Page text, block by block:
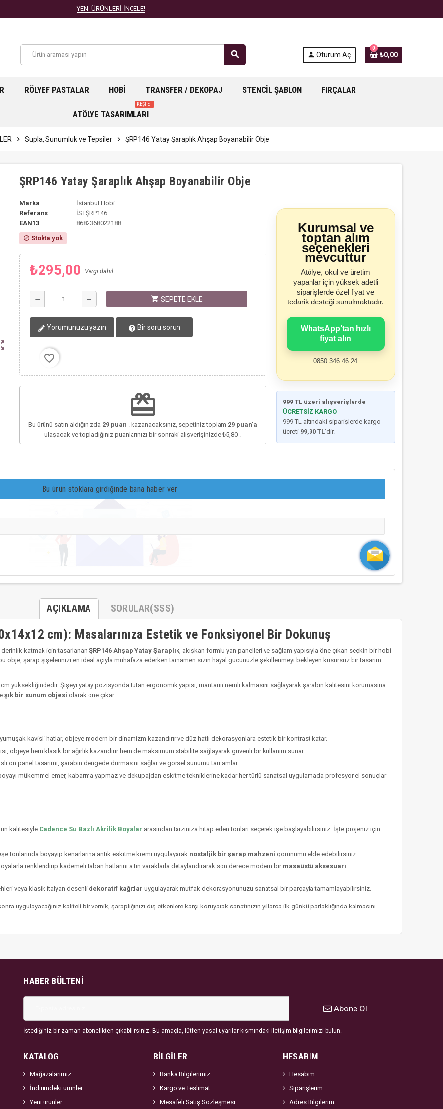
YENİ ÜRÜNLERİ İNCELE!
search person Oturum Aç
0
₺0,00
RÖLYEF PASTALAR HOBI TRANSFER / DEKOPAJ STENCIL ŞABLON FIRÇALAR
ATÖLYE TASARIMLARI
KEŞFET
chevron_right Supla, Sunumluk ve Tepsiler chevron_right ŞRP146 Yatay Şaraplık Ahşap Boyanabilir Obje
ŞRP146 Yatay Şaraplık Ahşap Boyanabilir Obje
Marka
İstanbul Hobi
Referans
İSTŞRP146
EAN13
8682368022188
block Stokta yok
₺295,00 Vergi dahil
remove add shopping_cart SEPETE EKLE
Yorumunuzu yazın Bir soru sorun
favorite_border
redeem
Bu ürünü satın aldığınızda 29 puan . kazanacaksınız, sepetiniz toplam 29 puan'a
ulaşacak ve topladığınız puanlarınızı bir sonraki alışverişinizde₺5,80
Kurumsal ve
toptan alım
seçenekleri
mevcuttur
Atölye, okul ve üretim
yapanlar için yüksek adetli
siparişlerde özel fiyat ve
tedarik desteği sunulmaktadır.
WhatsApp’tan hızlı
fiyat alın
0850 346 46 24
999 TL üzeri alışverişlerde
ÜCRETSİZ KARGO
999 TL altındaki siparişlerde kargo
ücreti 99,90 TL’dir.
Bu ürün stoklara girdiğinde bana haber ver
AÇIKLAMA SORULAR(SSS)
cm): Masalarınıza Estetik ve Fonksiyonel Bir Dokunuş
derinlik katmak için tasarlanan ŞRP146 Ahşap Yatay Şaraplık , akışkan formlu yan panelleri ve sağlam yapısıyla öne çıkan seçkin bir hobi
obje, şarap şişelerinizi en ideal açıyla muhafaza ederken tamamen sizin hayal gücünüzle şekillenmeyi bekleyen kusursuz bir tasarım
yüksekliğindedir. Şişeyi yatay pozisyonda tutan ergonomik yapısı, mantarın nemli kalmasını sağlayarak şarabın kalitesini korumasına
şık bir sunum objesi olarak öne çıkar.
yumuşak kavisli hatlar, objeye modern bir dinamizm kazandırır ve düz hatlı dekorasyonlara estetik bir kontrast katar.
objeye hem klasik bir ağırlık kazandırır hem de maksimum stabilite sağlayarak güvenli bir kullanım sunar.
ön panel tasarımı, şarabın dengede durmasını sağlar ve görsel sunumu tamamlar.
mükemmel emer, kabarma yapmaz ve dekupajdan eskitme tekniklerine kadar her türlü sanatsal uygulamada profesyonel sonuçlar
kalitesiyle Cadence Su Bazlı Akrilik Boyalar arasından tarzınıza hitap eden tonları seçerek işe başlayabilirsiniz. İşte projeniz için
tonlarında boyayıp kenarlarına antik eskitme kremi uygulayarak nostaljik bir şarap mahzeni görünümü elde edebilirsiniz.
renklendirip kademeli taban hatlarını altın varaklarla detaylandırarak son derece modern bir masaüstü aksesuarı
veya klasik italyan desenli dekoratif kağıtlar uygulayarak mutfak dekorasyonunuzu sanatsal bir parçayla tamamlayabilirsiniz.
kaliteli bir vernik, şaraplığınızı dış etkenlere karşı koruyarak sanatınızın yıllarca ilk günkü parlaklığında kalmasını
HABER BÜLTENI
Abone Ol
İstediğiniz bir zaman abonelikten çıkabilirsiniz. Bu amaçla, lütfen yasal uyarılar kısmındaki iletişim bilgilerimizi bulun.
KATALOG
Mağazalarımız
İndirimdeki ürünler
Yeni ürünler
BİLGİLER
Banka Bilgilerimiz
Kargo ve Teslimat
Mesafeli Satış Sözleşmesi
HESABIM
Hesabım
Siparişlerim
Adres Bilgilerim